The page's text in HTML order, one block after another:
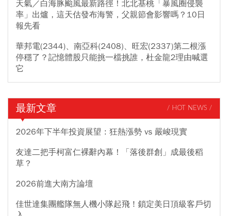
天氣／白海豚颱風最新路徑！北北基桃「暴風圈侵襲
率」出爐，這天估發布海警，父親節會影響嗎？10日
報先看
華邦電(2344)、南亞科(2408)、旺宏(2337)第二根漲
停穩了？記憶體股只能挑一檔挑誰，杜金龍2理由喊選
它
最新文章 / HOT NEWS /
2026年下半年投資展望：狂熱漲勢 vs 嚴峻現實
友達二把手柯富仁裸辭內幕！「落後群創」成最後稻
草？
2026前進大南方論壇
佳世達集團艦隊無人機小隊起飛！鎖定美日頂級客戶切